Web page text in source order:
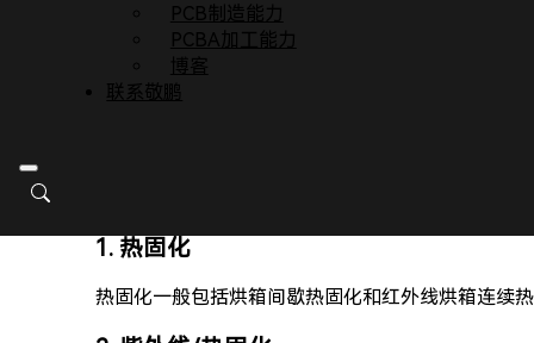
PCB制造能力
PCBA加工能力
博客
联系敬鹏
2. 亚克力修补胶
亚克力贴片胶是另一种常用的贴片胶类型。它的
易控制工艺条件等特点。然而，与环氧树脂相比，
1. 热固化
热固化一般包括烘箱间歇热固化和红外线烘箱连续